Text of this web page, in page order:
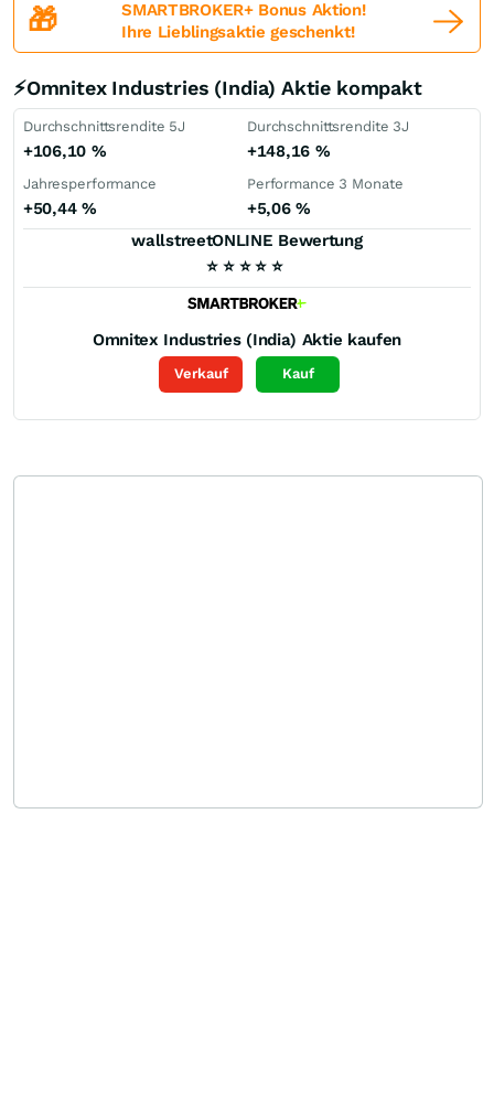
🎁
SMARTBROKER+ Bonus Aktion!
Ihre Lieblingsaktie geschenkt!
⚡Omnitex Industries (India) Aktie kompakt
Durchschnittsrendite 5J
+106,10 %
Durchschnittsrendite 3J
+148,16 %
Jahresperformance
+50,44 %
Performance 3 Monate
+5,06%
wallstreetONLINE Bewertung
⭐ ⭐ ⭐ ⭐ ⭐
Omnitex Industries (India) Aktie kaufen
Verkauf Kauf